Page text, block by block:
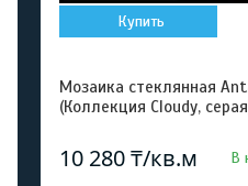
Купить
Мозаика стеклянная
(Коллекция Cloudy,
10 280 ₸/кв.м В